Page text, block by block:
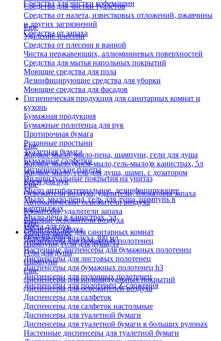
Средства для чистки кофемашин
Средства для чистки туалетов
Средства от налета, известковых отложений, ржавчины
и других загрязнений
Средства от запаха
Еще
Удаление плесени
Средства от плесени в ванной
Чистка нержавеющих, аллюминиевых поверхностей
Средства для мытья напольных покрытий
Моющие средства для пола
Дезинфицирующие средства для уборки
Моющие средства для фасадов
Гигиеническая продукция для санитарных комнат и
кухонь
Бумажная продукция
Бумажные полотенца для рук
Протирочная бумага
Рулонные простыни
Туалетная бумага
Бумажные салфетки
Гигиенические пакеты
Индивидуальные покрытия на унитаз
Еще
Жидкое мыло, мыло-пена, шампуни, гели для душа
Жидкое мыло (крем-мыло,гель-мыло)в канистрах, 5л
Жидкое мыло, гель для душа, шамп. с дозатором
Крем для рук
Мыло антибактериальное, дезинфицирующее
Мыло, мыло-пена, гель для душа, шампунь в
картриджах
Мыло-пена в канистрах, 5л
Паста для рук
Твердое мыло
Шампуни, гели для душа,5л
Гели для душа
Шампуни
Еще
Освежители воздуха, удалители, блокаторы запаха
Автоматические освежители воздуха
Блокаторы, удалители запаха
Бытовые освежители воздуха
Удалители запаха
Освежители воздуха 300 мл
Еще
Оборудование для санитарных комнат
Диспенсеры для бумажных полотенец
Настенные диспенсеры для бумажных полотенец
Диспенсеры для листовых полотенец
Диспенсеры для бумажных полотенец h3
Диспенсеры для рулонных полотенец
Диспенсеры для полотенец Z-сложения
Еще
Диспенсеры для индивидуальных покрытий
Диспенсеры для освежителей воздуха
Диспенсеры для салфеток
Диспенсеры для салфеток настольные
Диспенсеры для туалетной бумаги
Диспенсеры для туалетной бумаги в больших рулонах
Настенные диспенсеры для туалетной бумаги